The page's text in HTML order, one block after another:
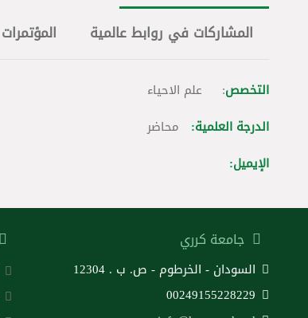
المشاركات في روابط عالمية المؤتمرات
التخصص: علم الاحياء
الدرجة العلمية:
محاضر
الإيميل:
جامعة كرري
السودان - الخرطوم - ص. ب . 12304
00249155228229